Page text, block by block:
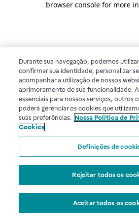
browser console for more
Durante sua navegação, podemos
confirmar sua identidade; personalizar
acompanhar a utilização de nossos
aprimoramento de sua funcionalidade.
essenciais para nossos serviços, outros
poderá gerenciar os cookies que
suas preferências. Nossa Política de
Cookies
Definições de
Rejeitar todos os
Aceitar todos os